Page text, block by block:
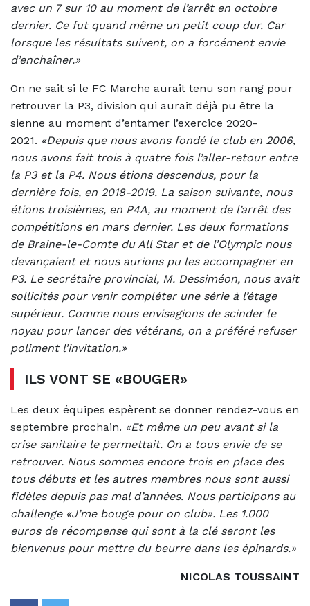
avec un 7 sur 10 au moment de l’arrêt en octobre
dernier. Ce fut quand même un petit coup dur. Car
lorsque les résultats suivent, on a forcément envie
d’enchaîner.»
On ne sait si le FC Marche aurait tenu son rang pour
retrouver la P3, division qui aurait déjà pu être la
sienne au moment d’entamer l’exercice 2020-
2021. «Depuis que nous avons fondé le club en 2006,
nous avons fait trois à quatre fois l’aller-retour entre
la P3 et la P4. Nous étions descendus, pour la
dernière fois, en 2018-2019. La saison suivante, nous
étions troisièmes, en P4A, au moment de l’arrêt des
compétitions en mars dernier. Les deux formations
de Braine-le-Comte du All Star et de l’Olympic nous
devançaient et nous aurions pu les accompagner en
P3. Le secrétaire provincial, M. Dessiméon, nous avait
sollicités pour venir compléter une série à l’étage
supérieur. Comme nous envisagions de scinder le
noyau pour lancer des vétérans, on a préféré refuser
poliment l’invitation.»
ILS VONT SE «BOUGER»
Les deux équipes espèrent se donner rendez-vous en
septembre prochain. «Et même un peu avant si la
crise sanitaire le permettait. On a tous envie de se
retrouver. Nous sommes encore trois en place des
tous débuts et les autres membres nous sont aussi
fidèles depuis pas mal d’années. Nous participons au
challenge «J’me bouge pour on club». Les 1.000
euros de récompense qui sont à la clé seront les
bienvenus pour mettre du beurre dans les épinards.»
NICOLAS TOUSSAINT